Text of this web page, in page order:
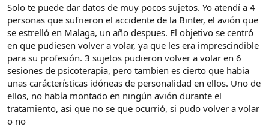
Solo te puede dar datos de muy pocos sujetos. Yo atendí a 4
personas que sufrieron el accidente de la Binter, el avión que
se estrelló en Malaga, un año despues. El objetivo se centró
en que pudiesen volver a volar, ya que les era imprescindible
para su profesión. 3 sujetos pudieron volver a volar en 6
sesiones de psicoterapia, pero tambien es cierto que habia
unas carácterísticas idóneas de personalidad en ellos. Uno de
ellos, no había montado en ningún avión durante el
tratamiento, asi que no se que ocurrió, si pudo volver a volar
o no